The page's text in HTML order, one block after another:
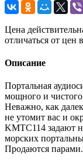
Цена
отличаться от цен
Описание
Портальная
мощного и чистого
Неважно, как
не утомит вас и
KMTC114 задают
морских
Продаются парами.